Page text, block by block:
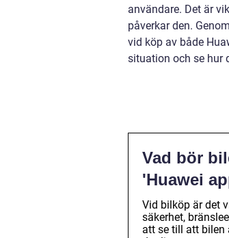
användare. Det är
påverkar den.
vid köp av både
situation och se hur
Vad bör
'Huawei
Vid bilköp är det
säkerhet,
att se till att bilen